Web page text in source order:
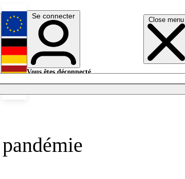
Close menu
English
Deutsch
Se connecter
Vous êtes déconnecté.